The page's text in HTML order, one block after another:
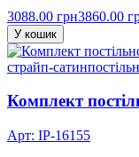
3088.00 грн3860.00
У кошик
страйп-сатин
Комплект
Арт: IP-16155